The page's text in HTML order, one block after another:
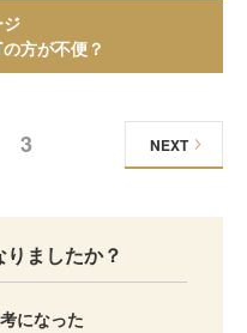
方が不便？
3 NEXT
ましたか？
になった